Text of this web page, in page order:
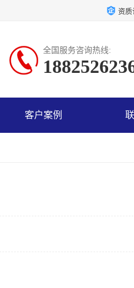
资质
全国服务咨询热线:
客户案例